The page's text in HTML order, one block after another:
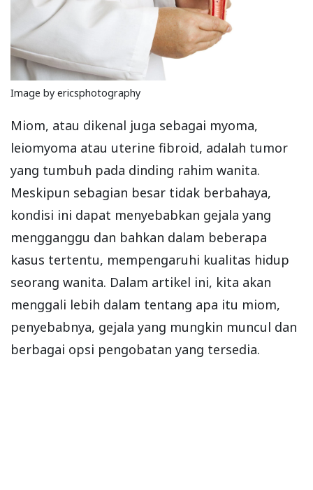
Image by ericsphotography
Miom, atau dikenal juga sebagai myoma,
leiomyoma atau uterine fibroid, adalah tumor
yang tumbuh pada dinding rahim wanita.
Meskipun sebagian besar tidak berbahaya,
kondisi ini dapat menyebabkan gejala yang
mengganggu dan bahkan dalam beberapa
kasus tertentu, mempengaruhi kualitas hidup
seorang wanita. Dalam artikel ini, kita akan
menggali lebih dalam tentang apa itu miom,
penyebabnya, gejala yang mungkin muncul dan
berbagai opsi pengobatan yang tersedia.